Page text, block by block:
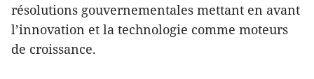
résolutions gouvernementales mettant en avant
l’innovation et la technologie comme moteurs
de croissance.